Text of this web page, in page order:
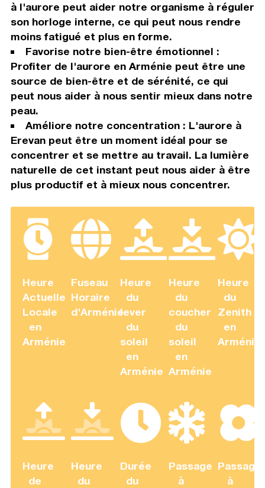
à l'aurore peut aider notre organisme à réguler
son horloge interne, ce qui peut nous rendre
moins fatigué et plus en forme.
Favorise notre bien-être émotionnel :
Profiter de l'aurore en Arménie peut être une
source de bien-être et de sérénité, ce qui
peut nous aider à nous sentir mieux dans notre
peau.
Améliore notre concentration : L'aurore à
Erevan peut être un moment idéal pour se
concentrer et se mettre au travail. La lumière
naturelle de cet instant peut nous aider à être
plus productif et à mieux nous concentrer.
Heure
Actuelle
Locale
en
Arménie
Fuseau
Horaire
d'Arménie
Heure
du
lever
du
soleil
en
Arménie
Heure
du
coucher
du
soleil
en
Arménie
Heure
du
Zenith
en
Arménie
Heure
de
Heure
du
Durée
du
Passage
à
Passage
à